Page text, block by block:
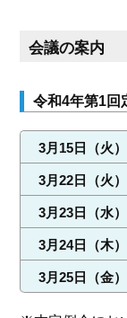
会議の案内
令和4年第1回
3月15日（火）
3月22日（火）
3月23日（水）
3月24日（木）
3月25日（金）